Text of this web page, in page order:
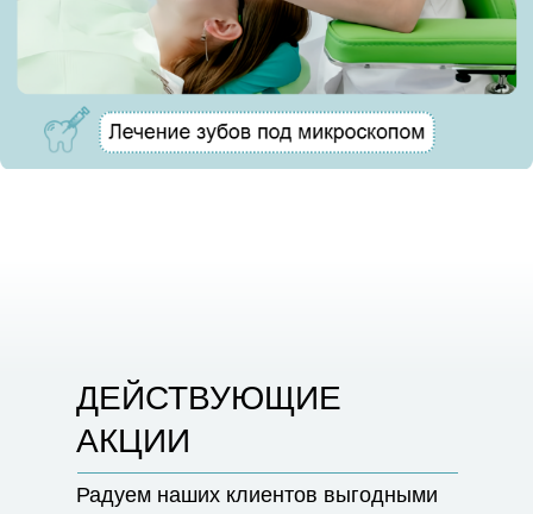
ДЕЙСТВУЮЩИЕ
АКЦИИ
Радуем наших клиентов выгодными